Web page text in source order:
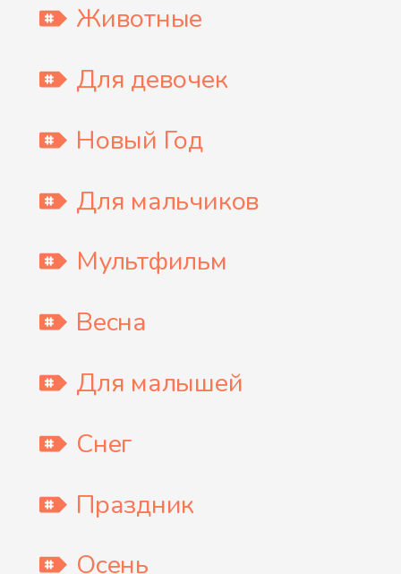
Животные
Для девочек
Новый Год
Для мальчиков
Мультфильм
Весна
Для малышей
Снег
Праздник
Осень